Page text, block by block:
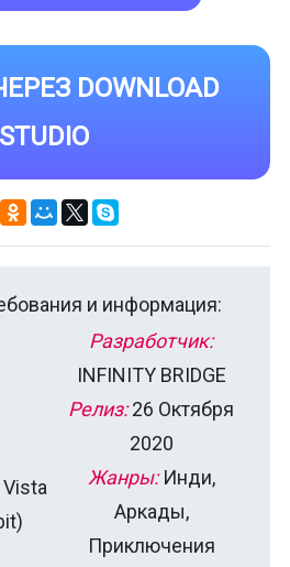
DOWNLOAD
STUDIO
и информация:
Разработчик:
INFINITY BRIDGE
Релиз:26 Октября
2020
Жанры:Инди,
Аркады,
Приключения